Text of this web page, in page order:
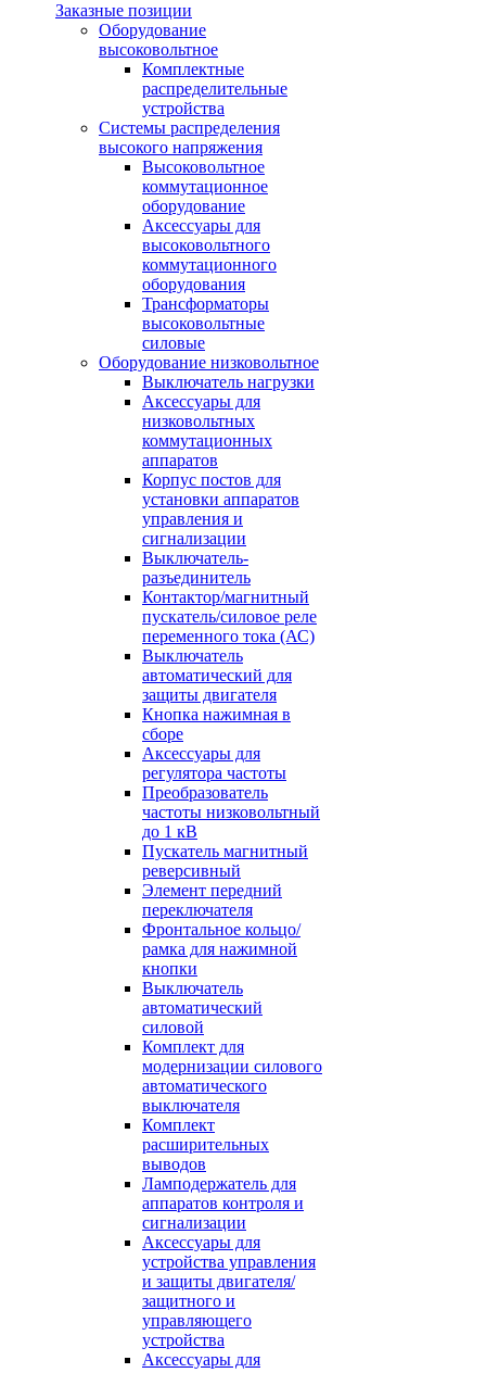
Заказные позиции
Оборудование
высоковольтное
Комплектные
распределительные
устройства
Системы распределения
высокого напряжения
Высоковольтное
коммутационное
оборудование
Аксессуары для
высоковольтного
коммутационного
оборудования
Трансформаторы
высоковольтные
силовые
Оборудование низковольтное
Выключатель нагрузки
Аксессуары для
низковольтных
коммутационных
аппаратов
Корпус постов для
установки аппаратов
управления и
сигнализации
Выключатель-
разъединитель
Контактор/магнитный
пускатель/силовое реле
переменного тока (АС)
Выключатель
автоматический для
защиты двигателя
Кнопка нажимная в
сборе
Аксессуары для
регулятора частоты
Преобразователь
частоты низковольтный
до 1 кВ
Пускатель магнитный
реверсивный
Элемент передний
переключателя
Фронтальное кольцо/
рамка для нажимной
кнопки
Выключатель
автоматический
силовой
Комплект для
модернизации силового
автоматического
выключателя
Комплект
расширительных
выводов
Ламподержатель для
аппаратов контроля и
сигнализации
Аксессуары для
устройства управления
и защиты двигателя/
защитного и
управляющего
устройства
Аксессуары для